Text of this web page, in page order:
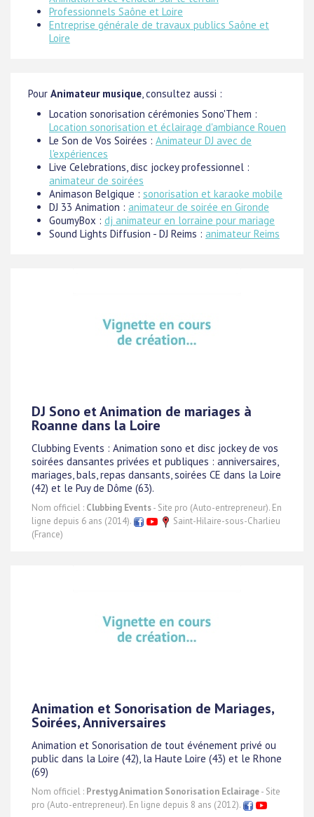
Professionnels Saône et Loire
Entreprise générale de travaux publics Saône et
Loire
Pour Animateur musique, consultez aussi :
Location sonorisation cérémonies Sono'Them :
Location sonorisation et éclairage d'ambiance Rouen
Le Son de Vos Soirées : Animateur DJ avec de
l'expériences
Live Celebrations, disc jockey professionnel :
animateur de soirées
Animason Belgique : sonorisation et karaoke mobile
DJ 33 Animation : animateur de soirée en Gironde
GoumyBox : dj animateur en lorraine pour mariage
Sound Lights Diffusion - DJ Reims : animateur Reims
DJ Sono et Animation de mariages à
Roanne dans la Loire
Clubbing Events : Animation sono et disc jockey de vos
soirées dansantes privées et publiques : anniversaires,
mariages, bals, repas dansants, soirées CE dans la Loire
(42) et le Puy de Dôme (63).
Nom officiel : Clubbing Events- Site pro (Auto-entrepreneur). En
ligne depuis 6 ans (2014).
Saint-Hilaire-sous-Charlieu
(France)
Animation et Sonorisation de Mariages,
Soirées, Anniversaires
Animation et Sonorisation de tout événement privé ou
public dans la Loire (42), la Haute Loire (43) et le Rhone
(69)
Nom officiel : Prestyg Animation Sonorisation Eclairage- Site
pro (Auto-entrepreneur). En ligne depuis 8 ans (2012).